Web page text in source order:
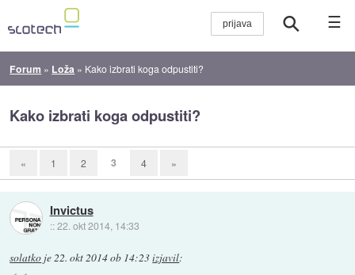
☰
Forum » Loža » Kako izbrati koga odpustiti?
Kako izbrati koga odpustiti?
« 1 2 3 4 »
Invictus
::22. okt 2014, 14:33
solatko je22. okt 2014 ob 14:23izjavil: